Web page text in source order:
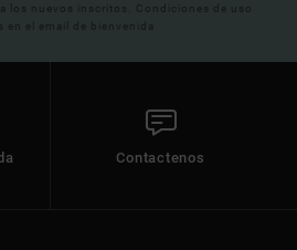
los nuevos inscritos. Condiciones de uso
en el email de bienvenida
Contactenos